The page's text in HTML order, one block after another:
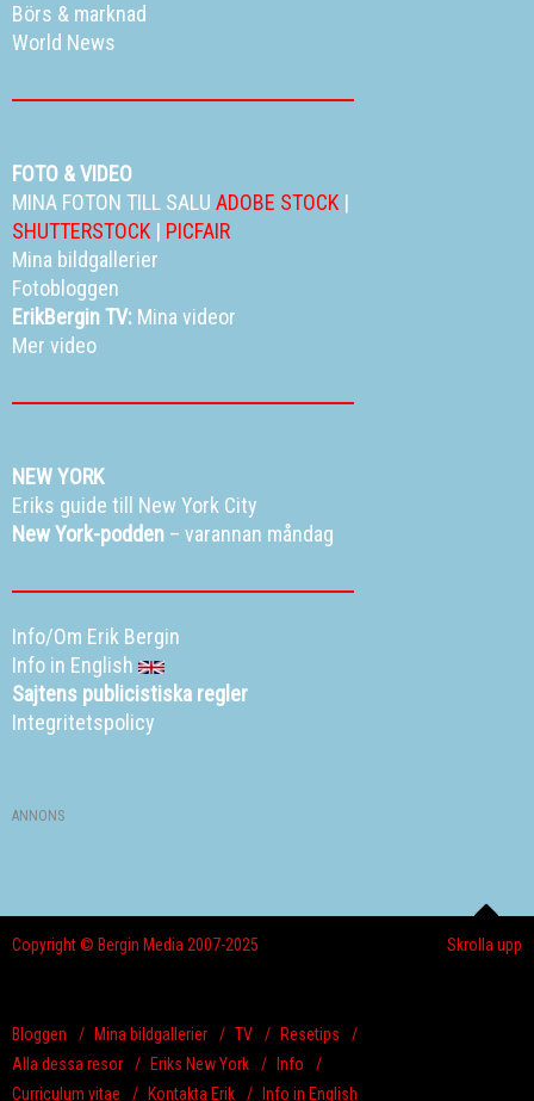
Börs & marknad
World News
FOTO & VIDEO
MINA FOTON TILL SALU ADOBE STOCK |
SHUTTERSTOCK | PICFAIR
Mina bildgallerier
Fotobloggen
ErikBergin TV: Mina videor
Mer video
NEW YORK
Eriks guide till New York City
New York-podden – varannan måndag
Info/Om Erik Bergin
Info in English
Sajtens publicistiska regler
Integritetspolicy
ANNONS
Skrolla upp
Copyright © Bergin Media 2007-2025
Bloggen Mina bildgallerier TV
Resetips
Alla dessa resor
Eriks New York
Info
Curriculum vitae
Kontakta Erik Info in English